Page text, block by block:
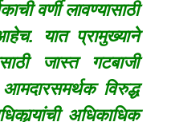
वर्णी लावण्यासाठी
यात प्रामुख्याने
जास्त गटबाजी
विरुद्ध
अधिकाधिक